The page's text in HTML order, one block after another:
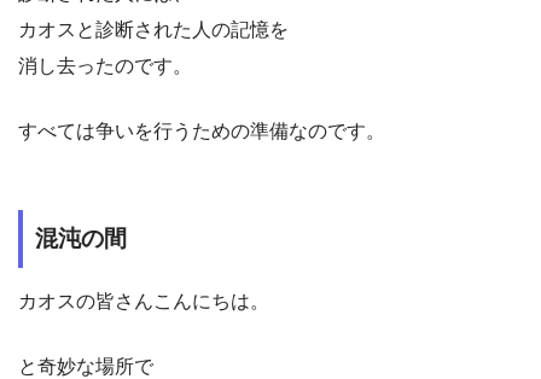
カオスと診断された人の記憶を
消し去ったのです。
すべては争いを行うための準備なのです。
混沌の間
カオスの皆さんこんにちは。
と奇妙な場所で